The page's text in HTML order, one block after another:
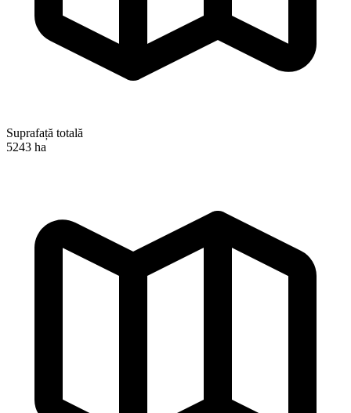
Suprafață totală
5243 ha